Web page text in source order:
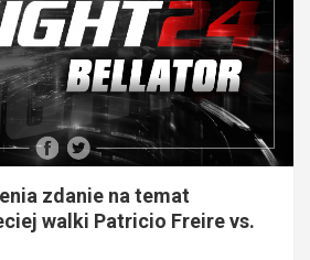
zdanie na temat
walki Patricio Freire vs.